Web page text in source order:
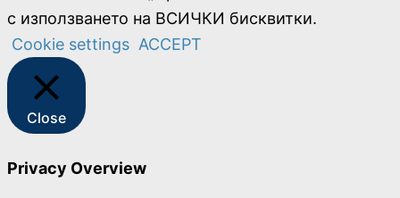
с използването на ВСИЧКИ бисквитки.
Cookie settings ACCEPT
Close
Privacy Overview